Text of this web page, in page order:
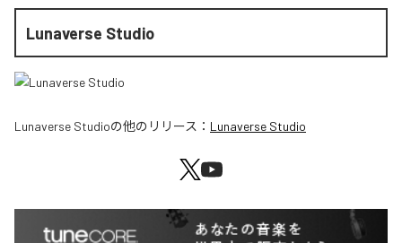
Lunaverse Studio
Lunaverse Studioの他のリリース： Lunaverse Studio